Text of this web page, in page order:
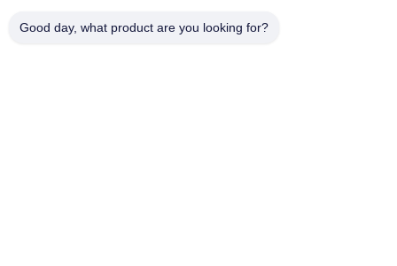
Good day, what product are you looking for?